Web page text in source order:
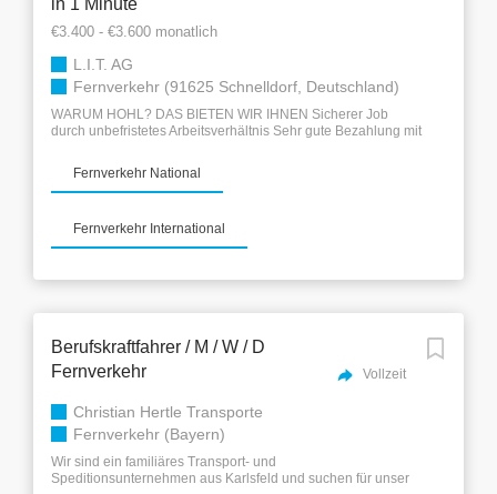
in 1 Minute
€3.400 - €3.600 monatlich
L.I.T. AG
Fernverkehr (91625 Schnelldorf, Deutschland)
WARUM HOHL? DAS BIETEN WIR IHNEN Sicherer Job
durch unbefristetes Arbeitsverhältnis Sehr gute Bezahlung mit
Weihnachtsgeld Urlaubsgeld Spesen (national und
international) Prämien und Zuschläge Vermögenswirksame
Leistungen Fuhrpark auf dem neusten technologischen Stand
AUFGABEN BEI UNS Nationaler & internationaler
Fernverkehr mit Schwerlast Jumbo Gliederzügen, Mega und
sowie Instandhaltung der Fahrzeuge Kontrolle & Bearbeitung
der Klasse CE (Schwere Lastzüge über 3,5t + Anhänger über
von Vorteil, aber kein Muss Zuverlässigkeit und gute
Deutschkenntnisse, um mit unserer Disposition
kommunizieren zu können Einsatzbereitschaft...
Fernverkehr National
Fernverkehr International
Vollzeit
Berufskraftfahrer / M / W / D
Fernverkehr
Christian Hertle Transporte
Fernverkehr (Bayern)
Wir sind ein familiäres Transport- und
Speditionsunternehmen aus Karlsfeld und suchen für unser